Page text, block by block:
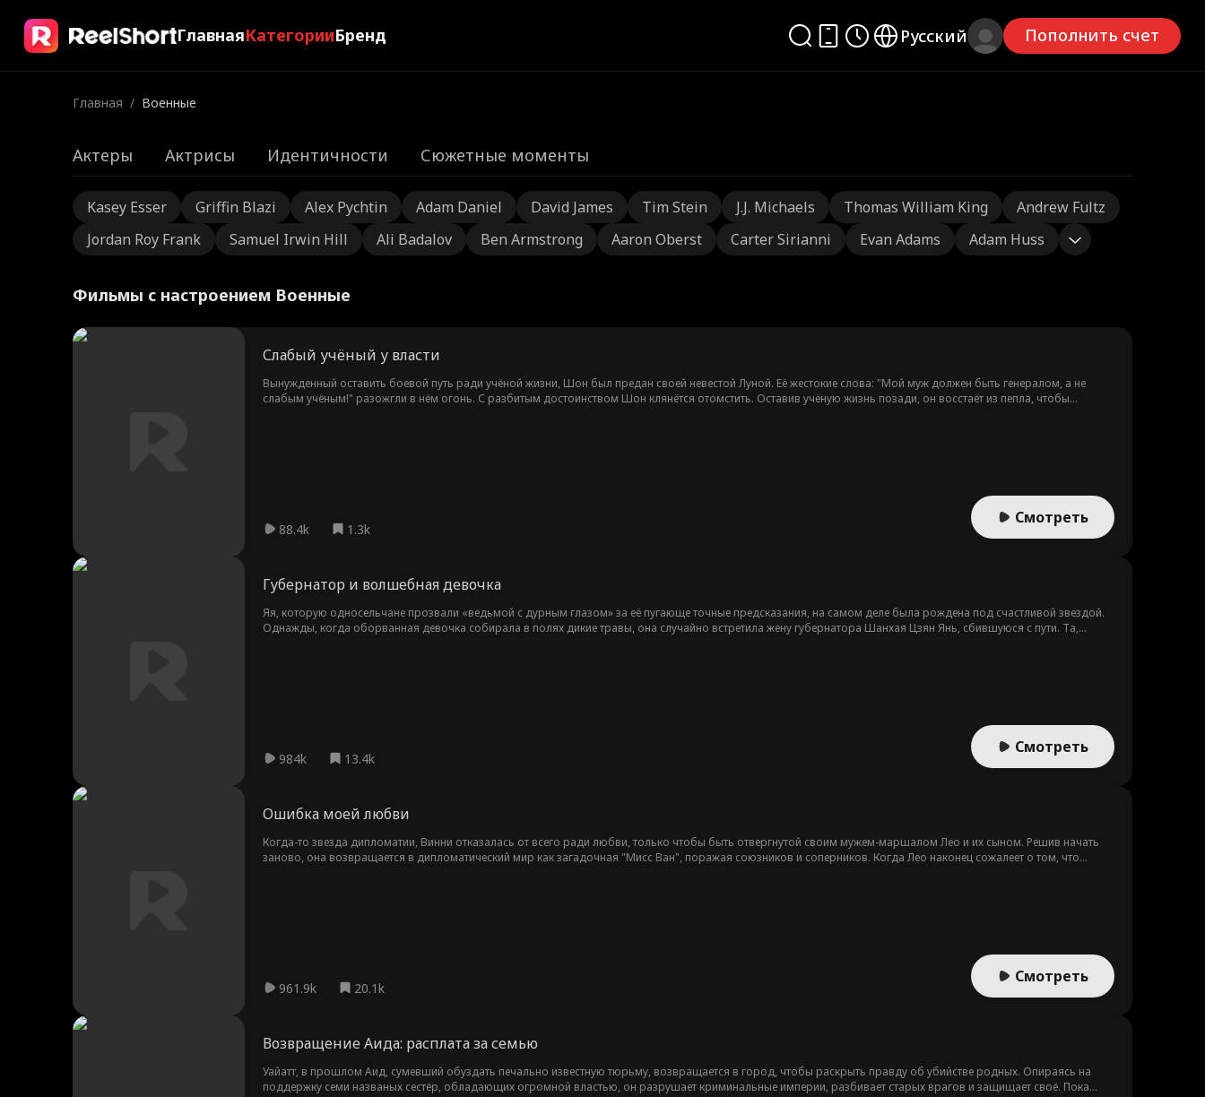
ГлавнаяКатегорииБренд Русский Пополнить счет
Главная / Военные
Актеры Актрисы Идентичности Сюжетные моменты
Kasey Esser Griffin Blazi Alex Pychtin Adam Daniel David James Tim Stein J.J. Michaels Thomas William King
Andrew Fultz
Jordan Roy Frank
Samuel Irwin Hill Ali Badalov Ben Armstrong Aaron Oberst Carter Sirianni Evan Adams Adam Huss
Фильмы с настроением Военные
Слабый учёный у власти
Вынужденный оставить боевой путь ради учёной жизни, Шон был предан своей невестой Луной. Её жестокие слова: "Мой муж должен быть генералом, а не
слабым учёным!" разожгли в нём огонь. С разбитым достоинством Шон клянётся отомстить. Оставив учёную жизнь позади, он восстаёт из пепла, чтобы
88.4k 1.3k
Смотреть
Губернатор и волшебная девочка
Яя, которую односельчане прозвали «ведьмой с дурным глазом» за её пугающе точные предсказания, на самом деле была рождена под счастливой звездой.
Однажды, когда оборванная девочка собирала в полях дикие травы, она случайно встретила жену губернатора Шанхая Цзян Янь, сбившуюся с пути. Та,
984k 13.4k
Смотреть
Ошибка моей любви
Когда-то звезда дипломатии, Винни отказалась от всего ради любви, только чтобы быть отвергнутой своим мужем-маршалом Лео и их сыном. Решив начать
заново, она возвращается в дипломатический мир как загадочная "Мисс Ван", поражая союзников и соперников. Когда Лео наконец сожалеет о том, что
961.9k 20.1k
Смотреть
Возвращение Аида: расплата за семью
Уайатт, в прошлом Аид, сумевший обуздать печально известную тюрьму, возвращается в город, чтобы раскрыть правду об убийстве родных. Опираясь на
поддержку семи названых сестёр, обладающих огромной властью, он разрушает криминальные империи, разбивает старых врагов и защищает своё. Пока